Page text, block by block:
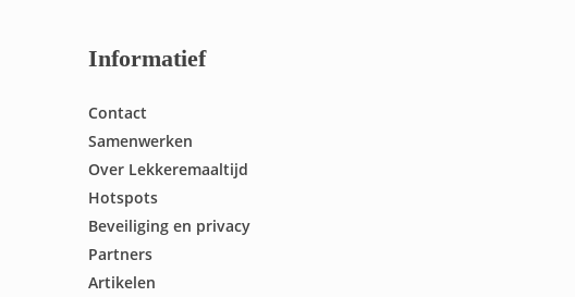
Informatief
Contact
Samenwerken
Over Lekkeremaaltijd
Hotspots
Beveiliging en privacy
Partners
Artikelen